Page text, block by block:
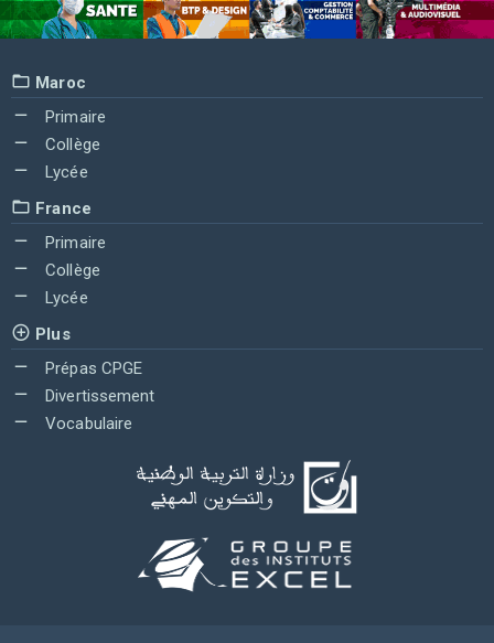
Maroc
Primaire
Collège
Lycée
France
Primaire
Collège
Lycée
Plus
Prépas CPGE
Divertissement
Vocabulaire